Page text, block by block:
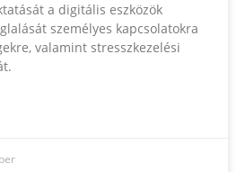
a digitális eszközök
személyes kapcsolatokra
valamint stresszkezelési